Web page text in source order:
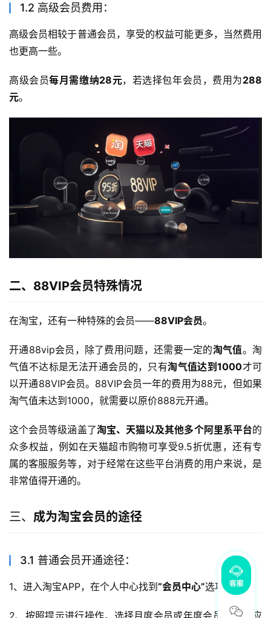
1.2 高级会员费用：
高级会员相较于普通会员，享受的权益可能更多，当然费用
也更高一些。
高级会员每月需缴纳28元，若选择包年会员，费用为288
元。
二、88VIP会员特殊情况
在淘宝，还有一种特殊的会员——88VIP会员。
开通88vip会员，除了费用问题，还需要一定的淘气值。淘
气值不达标是无法开通会员的，只有淘气值达到1000才可
以开通88VIP会员。88VIP会员一年的费用为88元，但如果
淘气值未达到1000，就需要以原价888元开通。
这个会员等级涵盖了淘宝、天猫以及其他多个阿里系平台的
众多权益，例如在天猫超市购物可享受9.5折优惠，还有专
属的客服服务等，对于经常在这些平台消费的用户来说，是
非常值得开通的。
三、 成为淘宝会员的途径
3.1 普通会员开通途径：
1、进入淘宝APP，在个人中心找到 “会员中心”选项；